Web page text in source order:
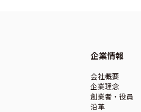
企業情報
会社概要
企業理念
創業者・役員
沿革